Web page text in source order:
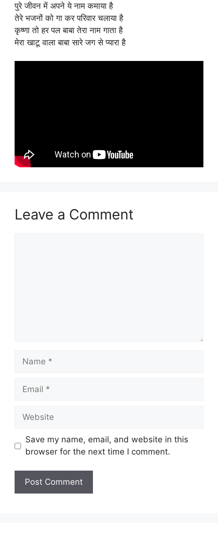
पुरे जीवन में अपने ये नाम कमाया है
तेरे भजनों को गा कर परिवार चलाया है
कृष्णा तो हर पल बाबा तेरा नाम गाता है
मेरा खाटू वाला बाबा सारे जग से प्यारा है
Leave a Comment
Name
Email
Website
Save my name, email, and website in this
browser for the next time I comment.